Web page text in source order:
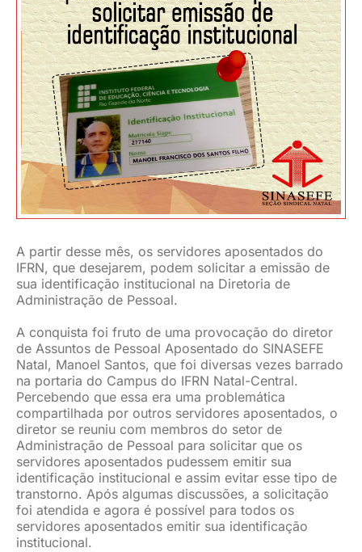
JURÍDICO
CLUBE
CONTATO
A partir desse mês, os servidores aposentados do
IFRN, que desejarem, podem solicitar a emissão de
sua identificação institucional na Diretoria de
Administração de Pessoal.
A conquista foi fruto de uma provocação do diretor
de Assuntos de Pessoal Aposentado do SINASEFE
Natal, Manoel Santos, que foi diversas vezes barrado
na portaria do Campus do IFRN Natal-Central.
Percebendo que essa era uma problemática
compartilhada por outros servidores aposentados, o
diretor se reuniu com membros do setor de
Administração de Pessoal para solicitar que os
servidores aposentados pudessem emitir sua
identificação institucional e assim evitar esse tipo de
transtorno. Após algumas discussões, a solicitação
foi atendida e agora é possível para todos os
servidores aposentados emitir sua identificação
institucional.